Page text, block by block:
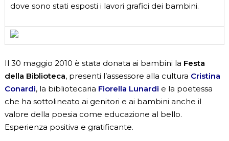
dove sono stati esposti i lavori grafici dei bambini.
Il 30 maggio 2010 è stata donata ai bambini la Festa
della Biblioteca, presenti l’assessore alla cultura Cristina
Conardi, la bibliotecaria Fiorella Lunardi e la poetessa
che ha sottolineato ai genitori e ai bambini anche il
valore della poesia come educazione al bello.
Esperienza positiva e gratificante.